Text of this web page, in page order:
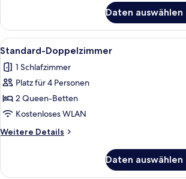
Doppelzimmer,
barrierefrei
Daten auswählen
Alle
Fotos
für
Standard-
Doppelzimmer
anzeigen
Ein
9
Standard-Doppelzimmer
1 Schlafzimmer
Platz für 4 Personen
2 Queen-Betten
Kostenloses WLAN
Weitere Details
Weitere
Doppelzimmer
Daten auswählen